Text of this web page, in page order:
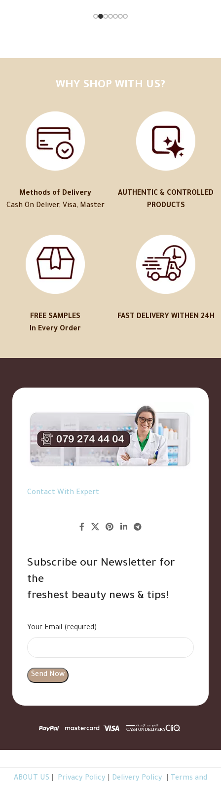
WHY SHOP WITH US?
Methods of Delivery
Cash On Deliver, Visa, Master
AUTHENTIC & CONTROLLED
PRODUCTS
FREE SAMPLES
In Every Order
FAST DELIVERY WITHEN 24H
Contact With Expert
Subscribe our Newsletter for
the
freshest beauty news & tips!
Your Email (required)
ABOUT US Privacy Policy Delivery Policy Terms and